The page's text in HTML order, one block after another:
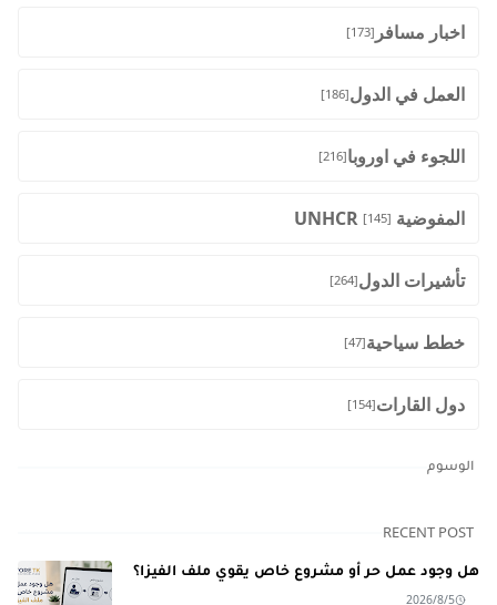
اخبار مسافر [173]
العمل في الدول[186]
اللجوء في اوروبا[216]
المفوضية UNHCR [145]
تأشيرات الدول[264]
خطط سياحية[47]
دول القارات[154]
الوسوم
RECENT POST
هل وجود عمل حر أو مشروع خاص يقوي ملف الفيزا؟
2026/8/5